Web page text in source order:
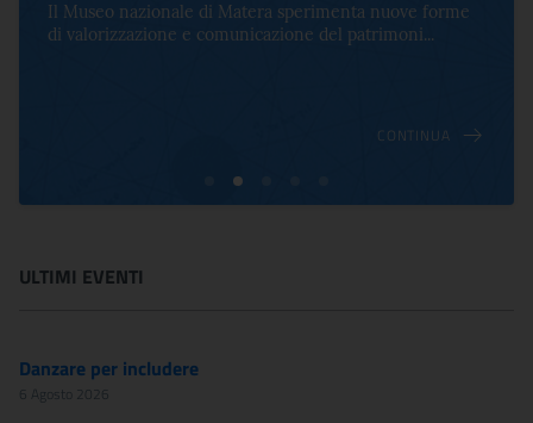
Il Museo nazionale di Matera sperimenta nuove forme
di valorizzazione e comunicazione del patrimoni...
CONTINUA
ULTIMI EVENTI
Danzare per includere
6 Agosto 2026